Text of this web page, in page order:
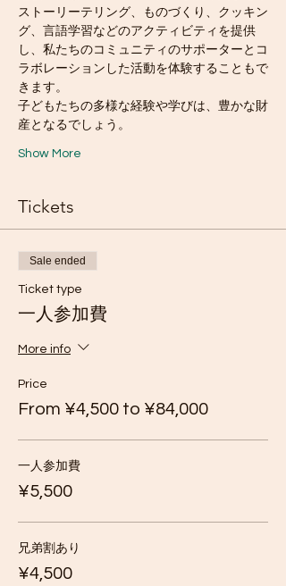
ストーリーテリング、ものづくり、クッキン
グ、言語学習などのアクティビティを提供
し、私たちのコミュニティのサポーターとコ
ラボレーションした活動を体験することもで
きます。
子どもたちの多様な経験や学びは、豊かな財
産となるでしょう。
Show More
Tickets
Sale ended
Ticket type
一人参加費
More info
Price
From ¥4,500 to ¥84,000
一人参加費
¥5,500
兄弟割あり
¥4,500